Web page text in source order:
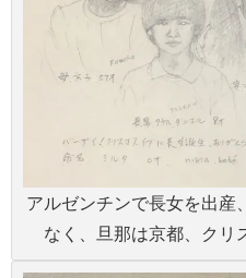
アルゼンチンで長女を出産
なく、旦那は京都、クリ